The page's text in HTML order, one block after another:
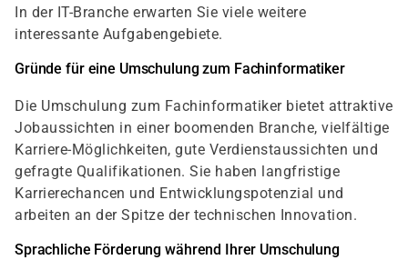
In der IT-Branche erwarten Sie viele weitere
interessante Aufgabengebiete.
Gründe für eine Umschulung zum Fachinformatiker
Die Umschulung zum Fachinformatiker bietet attraktive
Jobaussichten in einer boomenden Branche, vielfältige
Karriere-Möglichkeiten, gute Verdienstaussichten und
gefragte Qualifikationen. Sie haben langfristige
Karrierechancen und Entwicklungspotenzial und
arbeiten an der Spitze der technischen Innovation.
Sprachliche Förderung während Ihrer Umschulung